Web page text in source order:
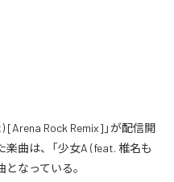
[Arena Rock Remix]」が配信開
曲は、「少女A (feat. 椎名も
となっている。